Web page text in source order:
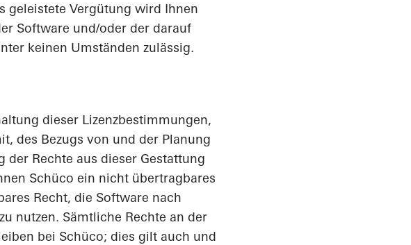
geleistete Vergütung wird Ihnen
Software und/oder der darauf
keinen Umständen zulässig.
dieser Lizenzbestimmungen,
des Bezugs von und der Planung
Rechte aus dieser Gestattung
Schüco ein nicht übertragbares
Recht, die Software nach
nutzen. Sämtliche Rechte an der
bei Schüco; dies gilt auch und